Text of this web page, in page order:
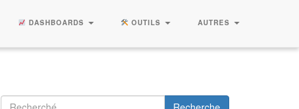
DASHBOARDS OUTILS AUTRES
Recherche